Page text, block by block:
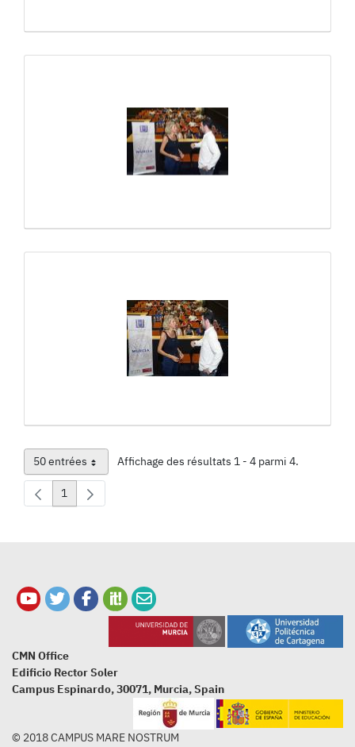
50 entrées
Par page Affichage des résultats 1 - 4 parmi 4.
Page
1
CMN Office
Edificio Rector Soler
Campus Espinardo, 30071, Murcia, Spain
© 2018 CAMPUS MARE NOSTRUM